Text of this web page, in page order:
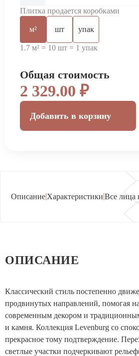
Плитка продается коробками
м² шт упак
1.7 м² = 10 шт = 1 упак
Общая стоимость
2 329.00 ₽
Добавить в корзину
Описание|Характеристики|Все лица
ОПИСАНИЕ
Классический стиль постепенно
продвинутых направлений, помогая
современным декором и
и камня. Коллекция Levenburg со
прекрасное тому подтверждение.
светлые участки подчеркивают